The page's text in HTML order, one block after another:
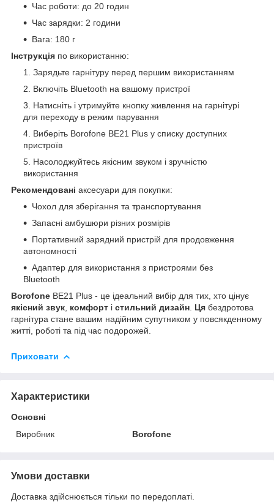
Час роботи: до 20 годин
Час зарядки: 2 години
Вага: 180 г
Інструкція по використанню:
Зарядьте гарнітуру перед першим використанням
Включіть Bluetooth на вашому пристрої
Натисніть і утримуйте кнопку живлення на гарнітурі
для переходу в режим парування
Виберіть Borofone BE21 Plus у списку доступних
пристроїв
Насолоджуйтесь якісним звуком і зручністю
використання
Рекомендовані аксесуари для покупки:
Чохол для зберігання та транспортування
Запасні амбушюри різних розмірів
Портативний зарядний пристрій для продовження
автономності
Адаптер для використання з пристроями без
Bluetooth
Borofone BE21 Plus - це ідеальний вибір для тих, хто цінує
якісний звук комфорт і стильний дизайн Ця бездротова
гарнітура стане вашим надійним супутником у повсякденному
житті, роботі та під час подорожей.
Приховати
Характеристики
Основні
Виробник
Borofone
Умови доставки
Доставка здійснюється тільки по передоплаті.